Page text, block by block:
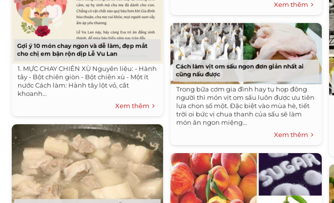
Gợi ý 10 món chay ngon và dễ làm, đẹp mắt
cho chị em bận rộn dịp Lễ Vu Lan
1. MỰC CHAY CHIÊN XÙ Nguyên liệu: - Hành
tây - Bột chiên giòn - Bột chiên xù - Một ít
nước Cách làm: Hành tây lột vỏ, cắt
khoanh...
Xem thêm
Xem thêm
Cách làm vịt om sấu ngon đơn giản nhất ai
cũng nấu được
Trong bữa cơm gia đình hay tụ họp đông
người thì món vịt om sấu luôn được ưu tiên
lựa chọn số một. Đặc biệt vào mùa hè, tiết
trời oi bức vị chua thanh của sấu sẽ làm
món ăn ngon miệng...
Xem thêm